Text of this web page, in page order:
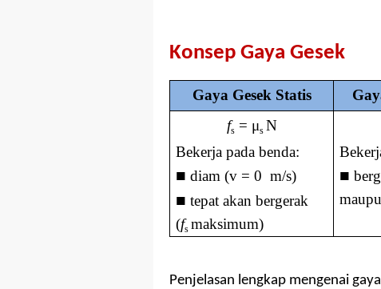
Konsep Gaya Gesek
Gaya Gesek Statis
fs = μs N
Bekerja pada benda:
■ diam (v = 0 m/s)
■ tepat akan bergerak
(fs maksimum)
■
Penjelasan lengkap mengenai